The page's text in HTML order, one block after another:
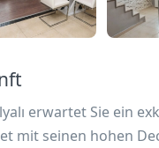
erwartet Sie ein
mit seinen hohen